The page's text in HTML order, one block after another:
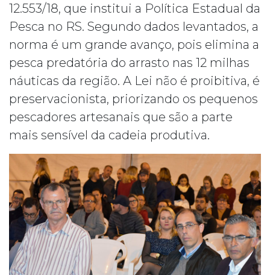
12.553/18, que institui a Política Estadual da
Pesca no RS. Segundo dados levantados, a
norma é um grande avanço, pois elimina a
pesca predatória do arrasto nas 12 milhas
náuticas da região. A Lei não é proibitiva, é
preservacionista, priorizando os pequenos
pescadores artesanais que são a parte
mais sensível da cadeia produtiva.